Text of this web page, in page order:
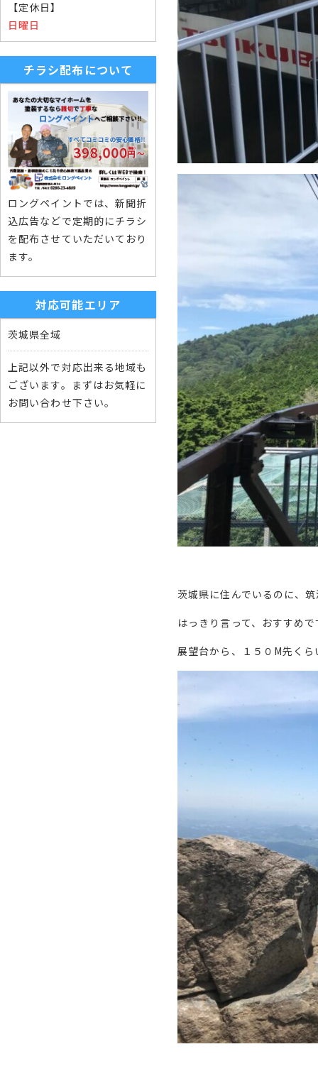
茨城県に住んでいるのに、
はっきり言って、おすすめ
展望台から、１５０M先く
【定休日】
日曜日
チラシ配布について
ロングペイントでは、新聞折
込広告などで定期的にチラシ
を配布させていただいており
ます。
対応可能エリア
茨城県全域
上記以外で対応出来る地域も
ございます。まずはお気軽に
お問い合わせ下さい。